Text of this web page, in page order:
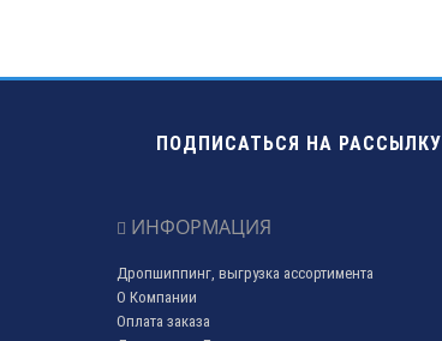
ПОДПИСАТЬСЯ НА РАССЫЛКУ
ИНФОРМАЦИЯ
Дропшиппинг, выгрузка ассортимента
О Компании
Оплата заказа